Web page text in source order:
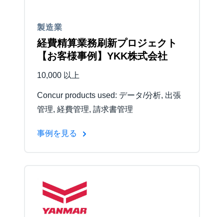
製造業
経費精算業務刷新プロジェクト
【お客様事例】YKK株式会社
10,000 以上
Concur products used: データ/分析, 出張
管理, 経費管理, 請求書管理
事例を見る